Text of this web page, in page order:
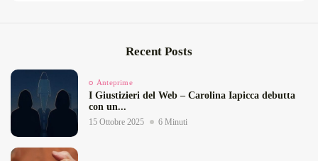
Recent Posts
Anteprime
I Giustizieri del Web – Carolina Iapicca debutta
con un...
15 Ottobre 2025 6 Minuti